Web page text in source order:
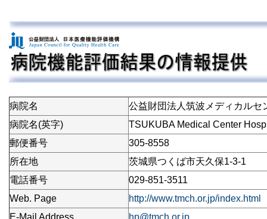
病院名
公益財団法人筑波メディカル
病院名(英字)
TSUKUBA Medical Center
郵便番号
305-8558
所在地
茨城県つくば市天久保1-3-1
電話番号
029-851-3511
Web. Page
http://www.tmch.or.jp/index.html
E-Mail Address
hp@tmch.or.jp